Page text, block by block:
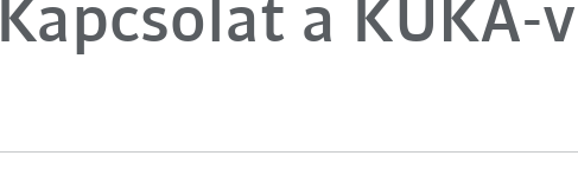
Kapcsolat a KUKA-